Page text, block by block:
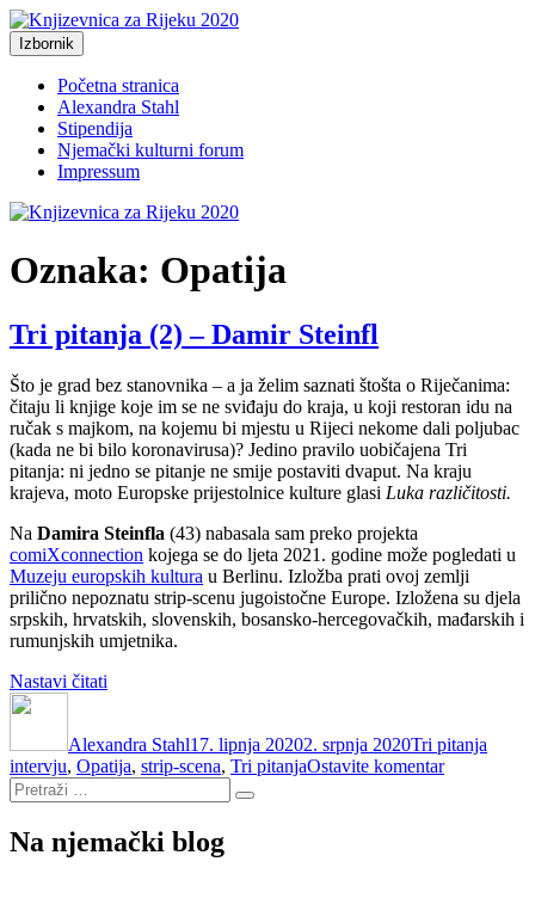
Preskoči
na
sadržaj
Knjizevnica za Rijeku 2020
Just another WordPress site
Izbornik
Početna stranica
Alexandra Stahl
Stipendija
Njemački kulturni forum
Impressum
Oznaka: Opatija
Tri pitanja (2) – Damir Steinfl
Što je grad bez stanovnika – a ja želim saznati štošta o Riječanima:
čitaju li knjige koje im se ne sviđaju do kraja, u koji restoran idu na
ručak s majkom, na kojemu bi mjestu u Rijeci nekome dali poljubac
(kada ne bi bilo koronavirusa)? Jedino pravilo uobičajena Tri
pitanja: ni jedno se pitanje ne smije postaviti dvaput. Na kraju
krajeva, moto Europske prijestolnice kulture glasi Luka različitosti.
Na Damira Steinfla (43) nabasala sam preko projekta
comiXconnection kojega se do ljeta 2021. godine može pogledati u
Muzeju europskih kultura u Berlinu. Izložba prati ovoj zemlji
prilično nepoznatu strip-scenu jugoistočne Europe. Izložena su djela
srpskih, hrvatskih, slovenskih, bosansko-hercegovačkih, mađarskih i
rumunjskih umjetnika.
Nastavi čitati
–
Damir
Alexandra Stahl17. lipnja 20202. srpnja 2020Tri pitanja
intervju, Opatija, strip-scena, Tri pitanjaOstavite komentarna
Pretraži:
Pretraži
Na njemački blog